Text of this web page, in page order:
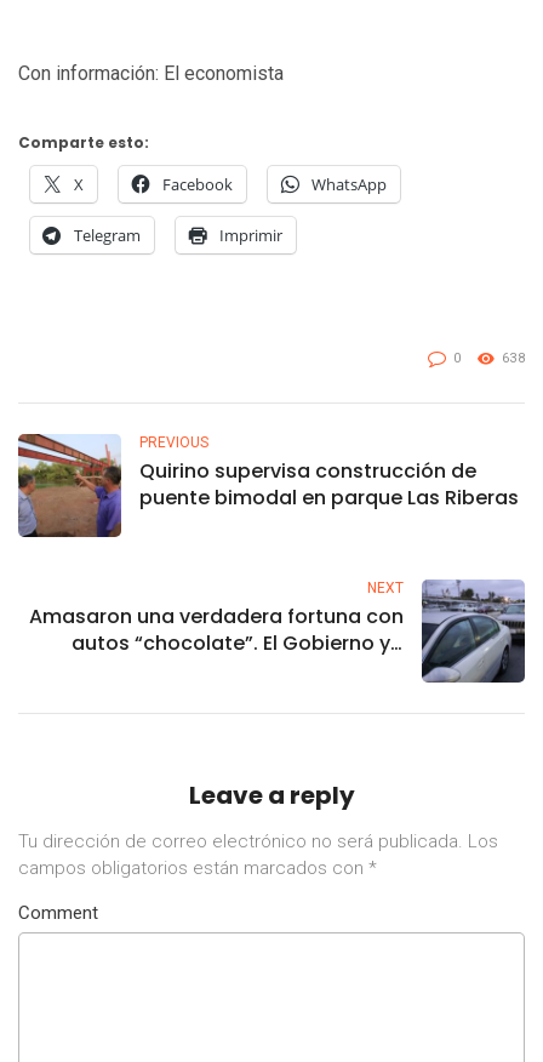
Con información: El economista
Comparte esto:
X Facebook WhatsApp
Telegram Imprimir
0 638
PREVIOUS
Quirino supervisa construcción de
puente bimodal en parque Las Riberas
NEXT
Amasaron una verdadera fortuna con
autos “chocolate”. El Gobierno ya
Leave a reply
Tu dirección de correo electrónico no será publicada. Los
campos obligatorios están marcados con *
Comment